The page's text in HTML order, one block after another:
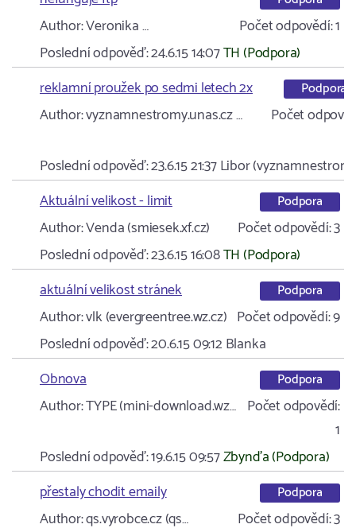
Author:Veronika … Počet odpovědí:1
Poslední odpověď:24.6.15 14:07TH (Podpora)
reklamní proužek po sedmi letech 2x
Podpora
Author:vyznamnestromy.unas.cz … Počet
Poslední odpověď:23.6.15 21:37Libor
Aktuální velikost - limit
Podpora
Author:Venda (smiesek.xf.cz) Počet odpovědí:3
Poslední odpověď:23.6.15 16:08TH (Podpora)
aktuální velikost stránek
Podpora
Author:vlk (evergreentree.wz.cz) Počet odpovědí:9
Poslední odpověď:20.6.15 09:12Blanka
Obnova
Podpora
Author:TYPE (mini-download.wz… Počet odpovědí:
1
Poslední odpověď:19.6.15 09:57Zbynďa (Podpora)
přestaly chodit emaily
Podpora
Author:qs.vyrobce.cz (qs… Počet odpovědí:3